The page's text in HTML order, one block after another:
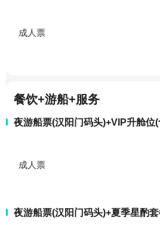
成人票
餐饮+游船+服务
夜游船票(汉阳门码头)+VIP升舱位
成人票
夜游船票(汉阳门码头)+夏季星酌